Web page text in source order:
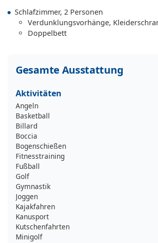
Schlafzimmer, 2 Personen
Verdunklungsvorhänge,
Doppelbett
Gesamte Ausstattung
Aktivitäten
Angeln
Basketball
Billard
Boccia
Bogenschießen
Fitnesstraining
Fußball
Golf
Gymnastik
Joggen
Kajakfahren
Kanusport
Kutschenfahrten
Minigolf